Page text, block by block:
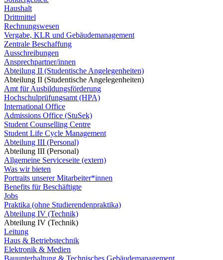
Haushalt
Drittmittel
Rechnungswesen
Vergabe, KLR und Gebäudemanagement
Zentrale Beschaffung
Ausschreibungen
Ansprechpartner/innen
Abteilung II (Studentische Angelegenheiten)
Abteilung II (Studentische Angelegenheiten)
Amt für Ausbildungsförderung
Hochschulprüfungsamt (HPA)
International Office
Admissions Office (StuSek)
Student Counselling Centre
Student Life Cycle Management
Abteilung III (Personal)
Abteilung III (Personal)
Allgemeine Serviceseite (extern)
Was wir bieten
Portraits unserer Mitarbeiter*innen
Benefits für Beschäftigte
Jobs
Praktika (ohne Studierendenpraktika)
Abteilung IV (Technik)
Abteilung IV (Technik)
Leitung
Haus & Betriebstechnik
Elektronik & Medien
Bauunterhaltung & Technisches Gebäudemanagement